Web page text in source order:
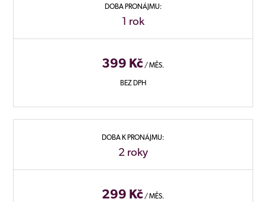
DOBA PRONÁJMU:
1 rok
399 Kč/ MĚS.
BEZ DPH
DOBA K PRONÁJMU:
2 roky
299 Kč/ MĚS.